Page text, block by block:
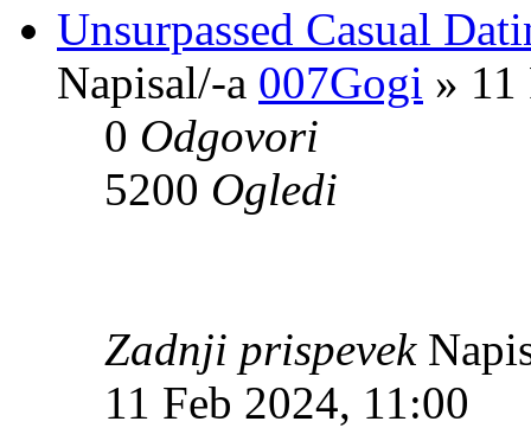
Unsurpassed Сasual
Napisal/-a 007Gogi » 11
0 Odgovori
5200 Ogledi
Zadnji prispevek
11 Feb 2024, 11:00